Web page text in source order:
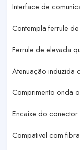
Interface de
Contempla ferrule
Ferrule de elevada
Atenuação induzida
Comprimento onda
Encaixe do
Compativel com